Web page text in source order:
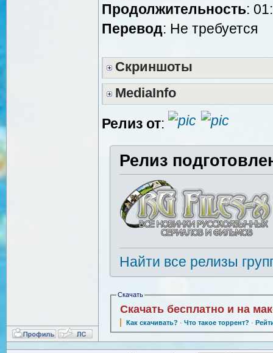
Продолжительность:
Перевод: Не требуется
Скриншоты
MediaInfo
Релиз от:
Релиз
Найти все релизы
Скачать
Скачать бесплатно и на
Как скачивать? · Что такое торрент? ·